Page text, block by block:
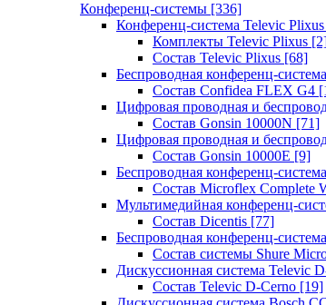
Конференц-системы [336]
Конференц-система Televic Plixus
Комплекты Televic Plixus
Состав Televic Plixus [68]
Беспроводная конференц-
Состав Confidea FLEX G4
Цифровая проводная и
Состав Gonsin 10000N [71]
Цифровая проводная и
Состав Gonsin 10000E [9]
Беспроводная конференц-
Состав Microflex Complete
Мультимедийная конференц-
Состав Dicentis [77]
Беспроводная конференц-
Состав системы Shure
Дискуссионная система Televic
Состав Televic D-Cerno [19]